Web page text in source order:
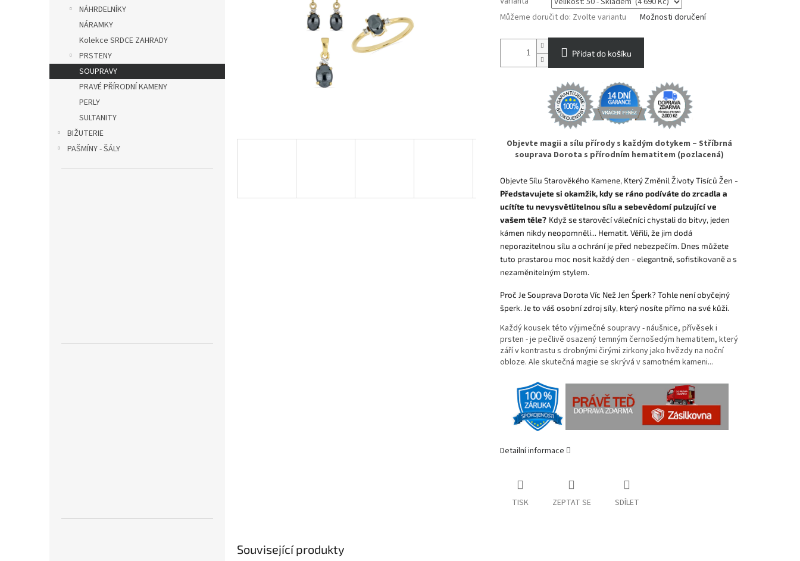
NÁHRDELNÍKY
NÁRAMKY
Kolekce SRDCE ZAHRADY
PRSTENY
SOUPRAVY
PRAVÉ PŘÍRODNÍ KAMENY
PERLY
SULTANITY
BIŽUTERIE
PAŠMÍNY - ŠÁLY
Můžeme doručit do: Zvolte variantu Možnosti doručení
Přidat do košíku
Objevte magii a sílu přírody s každým dotykem – Stříbrná
souprava Dorota s přírodním hematitem (pozlacená)
Objevte Sílu Starověkého Kamene, Který Změnil Životy Tisíců Žen -
Představujete si okamžik, kdy se ráno podíváte do zrcadla a
ucítíte tu nevysvětlitelnou sílu a sebevědomí pulzující ve
vašem těle? Když se starověcí válečníci chystali do bitvy, jeden
kámen nikdy neopomněli... Hematit. Věřili, že jim dodá
neporazitelnou sílu a ochrání je před nebezpečím. Dnes můžete
tuto prastarou moc nosit každý den - elegantně, sofistikovaně a s
nezaměnitelným stylem.
Proč Je Souprava Dorota Víc Než Jen Šperk? Tohle není obyčejný
šperk. Je to váš osobní zdroj síly, který nosíte přímo na své kůži.
Každý kousek této výjimečné soupravy - náušnice, přívěsek i
prsten - je pečlivě osazený temným černošedým hematitem, který
září v kontrastu s drobnými čirými zirkony jako hvězdy na noční
obloze. Ale skutečná magie se skrývá v samotném kameni...
Detailní informace
TISK ZEPTAT SE SDÍLET
Související produkty